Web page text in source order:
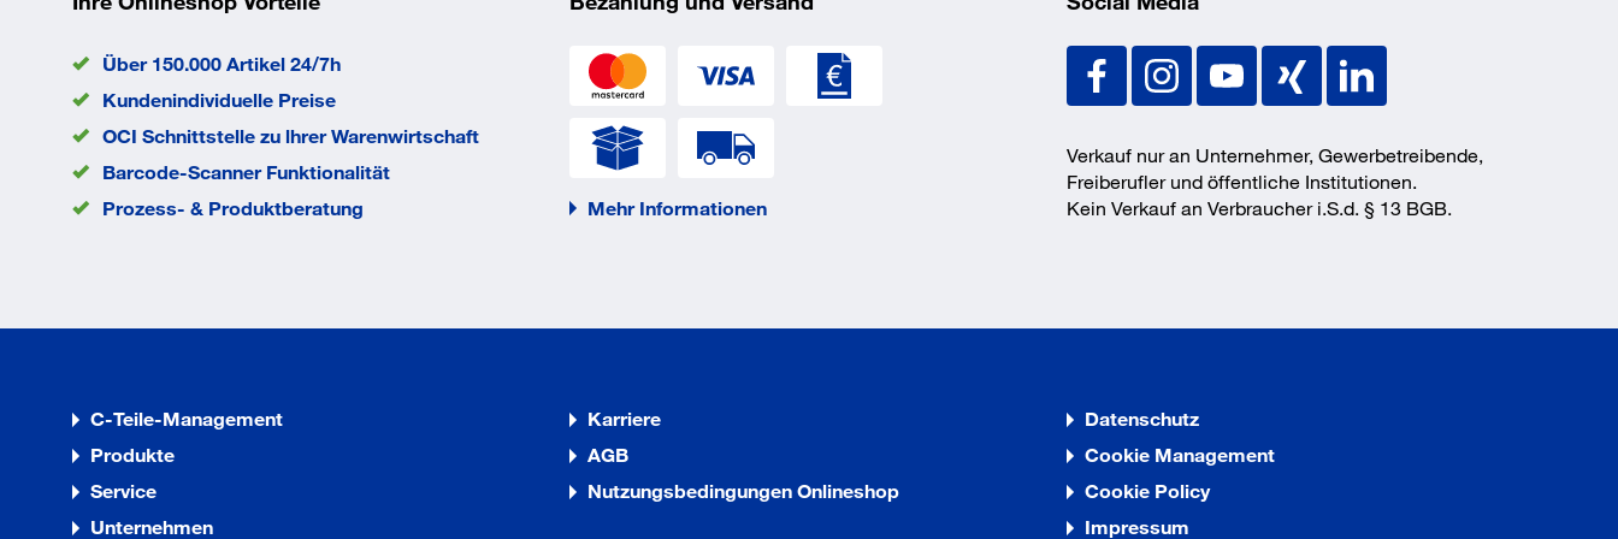
Versionen aus feuerverzinktem und nicht rostendem Stahl für die Installation im
EAN/GTIN
Über 150.000 Artikel 24/7h
Kundenindividuelle Preise
OCI Schnittstelle zu lhrer Warenwirtschaft
Barcode-Scanner Funktionalität
Prozess- & Produktberatung
Mehr Informationen
Verkauf nur an Unternehmer, Gewerbetreibende,
Freiberufler und öffentliche Institutionen.
Kein Verkauf an Verbraucher i.S.d. § 13 BGB.
C-Teile-Management
Produkte
Service
Unternehmen
Karriere
AGB
Nutzungsbedingungen Onlineshop
Datenschutz
Cookie Management
Cookie Policy
Impressum